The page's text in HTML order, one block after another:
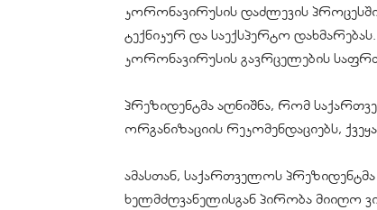
კორონავირუსის დაძლევის
ტექნიკურ და საექსპერტო
კორონავირუსის გავრცელების
პრეზიდენტმა აღნიშნა, რომ
ორგანიზაციის რეკომენდაციებს,
ამასთან, საქართველოს
ხელმძღვანელისგან პირობა მიიღო